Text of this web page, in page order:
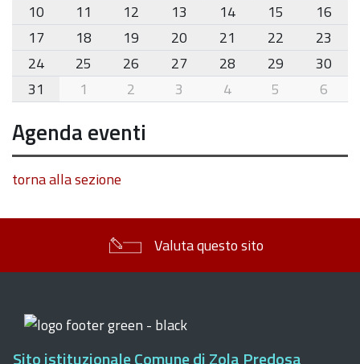
10
11 12 13 14 15
16
17
18 19 20 21 22
23
24
25 26 27 28 29
30
31
1 2 3 4 5 6
Agenda eventi
torna alla sezione
Valuta questo sito
Sito istituzionale Comune di Zola Predosa